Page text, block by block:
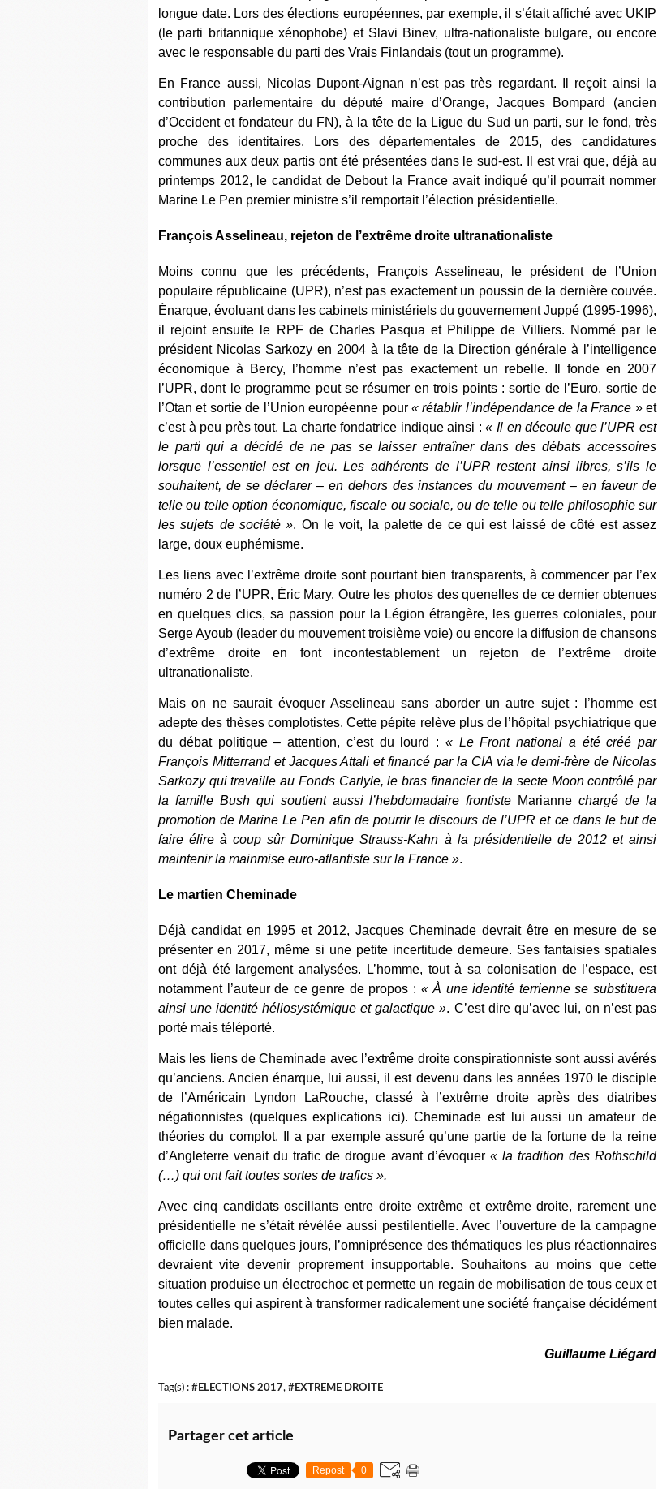
longue date. Lors des élections européennes, par exemple, il s’était affiché avec UKIP
(le parti britannique xénophobe) et Slavi Binev, ultra-nationaliste bulgare, ou encore
avec le responsable du parti des Vrais Finlandais (tout un programme).
En France aussi, Nicolas Dupont-Aignan n’est pas très regardant. Il reçoit ainsi la
contribution parlementaire du député maire d’Orange, Jacques Bompard (ancien
d’Occident et fondateur du FN), à la tête de la Ligue du Sud un parti, sur le fond, très
proche des identitaires. Lors des départementales de 2015, des candidatures
communes aux deux partis ont été présentées dans le sud-est. Il est vrai que, déjà au
printemps 2012, le candidat de Debout la France avait indiqué qu’il pourrait nommer
Marine Le Pen premier ministre s’il remportait l’élection présidentielle.
François Asselineau, rejeton de l’extrême droite ultranationaliste
Moins connu que les précédents, François Asselineau, le président de l’Union
populaire républicaine (UPR), n’est pas exactement un poussin de la dernière couvée.
Énarque, évoluant dans les cabinets ministériels du gouvernement Juppé (1995-1996),
il rejoint ensuite le RPF de Charles Pasqua et Philippe de Villiers. Nommé par le
président Nicolas Sarkozy en 2004 à la tête de la Direction générale à l’intelligence
économique à Bercy, l’homme n’est pas exactement un rebelle. Il fonde en 2007
l’UPR, dont le programme peut se résumer en trois points : sortie de l’Euro, sortie de
l’Otan et sortie de l’Union européenne pour « rétablir l’indépendance de la France »et
c’est à peu près tout. La charte fondatrice indique ainsi :« Il en découle que l’UPR est
le parti qui a décidé de ne pas se laisser entraîner dans des débats accessoires
lorsque l’essentiel est en jeu. Les adhérents de l’UPR restent ainsi libres, s’ils le
souhaitent, de se déclarer – en dehors des instances du mouvement – en faveur de
telle ou telle option économique, fiscale ou sociale, ou de telle ou telle philosophie sur
les sujets de société ». On le voit, la palette de ce qui est laissé de côté est assez
large, doux euphémisme.
Les liens avec l’extrême droite sont pourtant bien transparents, à commencer par l’ex
numéro 2 de l’UPR, Éric Mary. Outre les photos des quenelles de ce dernier obtenues
en quelques clics, sa passion pour la Légion étrangère, les guerres coloniales, pour
Serge Ayoub (leader du mouvement troisième voie) ou encore la diffusion de chansons
d’extrême droite en font incontestablement un rejeton de l’extrême droite
ultranationaliste.
Mais on ne saurait évoquer Asselineau sans aborder un autre sujet : l’homme est
adepte des thèses complotistes. Cette pépite relève plus de l’hôpital psychiatrique que
du débat politique – attention, c’est du lourd : « Le Front national a été créé par
François Mitterrand et Jacques Attali et financé par la CIA via le demi-frère de Nicolas
Sarkozy qui travaille au Fonds Carlyle, le bras financier de la secte Moon contrôlé par
la famille Bush qui soutient aussi l’hebdomadaire frontiste Mariannechargé de la
promotion de Marine Le Pen afin de pourrir le discours de l’UPR et ce dans le but de
faire élire à coup sûr Dominique Strauss-Kahn à la présidentielle de 2012 et ainsi
maintenir la mainmise euro-atlantiste sur la France ».
Le martien Cheminade
Déjà candidat en 1995 et 2012, Jacques Cheminade devrait être en mesure de se
présenter en 2017, même si une petite incertitude demeure. Ses fantaisies spatiales
ont déjà été largement analysées. L’homme, tout à sa colonisation de l’espace, est
notamment l’auteur de ce genre de propos : « À une identité terrienne se substituera
ainsi une identité héliosystémique et galactique ». C’est dire qu’avec lui, on n’est pas
porté mais téléporté.
Mais les liens de Cheminade avec l’extrême droite conspirationniste sont aussi avérés
qu’anciens. Ancien énarque, lui aussi, il est devenu dans les années 1970 le disciple
de l’Américain Lyndon LaRouche, classé à l’extrême droite après des diatribes
négationnistes (quelques explications ici). Cheminade est lui aussi un amateur de
théories du complot. Il a par exemple assuré qu’une partie de la fortune de la reine
d’Angleterre venait du trafic de drogue avant d’évoquer « la tradition des Rothschild
(…) qui ont fait toutes sortes de trafics ».
Avec cinq candidats oscillants entre droite extrême et extrême droite, rarement une
présidentielle ne s’était révélée aussi pestilentielle. Avec l’ouverture de la campagne
officielle dans quelques jours, l’omniprésence des thématiques les plus réactionnaires
devraient vite devenir proprement insupportable. Souhaitons au moins que cette
situation produise un électrochoc et permette un regain de mobilisation de tous ceux et
toutes celles qui aspirent à transformer radicalement une société française décidément
bien malade.
Guillaume Liégard
Tag(s) : #ELECTIONS 2017, #EXTREME DROITE
Partager cet article
Repost 0